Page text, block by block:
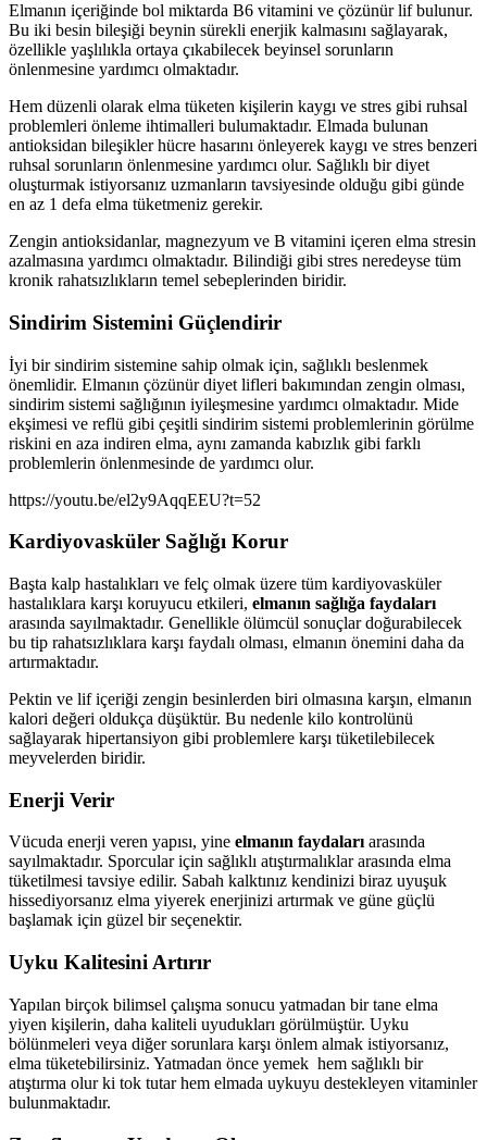
Elmanın içeriğinde bol miktarda B6 vitamini ve çözünür lif bulunur.
Bu iki besin bileşiği beynin sürekli enerjik kalmasını sağlayarak,
özellikle yaşlılıkla ortaya çıkabilecek beyinsel sorunların
önlenmesine yardımcı olmaktadır.
Hem düzenli olarak elma tüketen kişilerin kaygı ve stres gibi ruhsal
problemleri önleme ihtimalleri bulumaktadır. Elmada bulunan
antioksidan bileşikler hücre hasarını önleyerek kaygı ve stres benzeri
ruhsal sorunların önlenmesine yardımcı olur. Sağlıklı bir diyet
oluşturmak istiyorsanız uzmanların tavsiyesinde olduğu gibi günde
en az 1 defa elma tüketmeniz gerekir.
Zengin antioksidanlar, magnezyum ve B vitamini içeren elma stresin
azalmasına yardımcı olmaktadır. Bilindiği gibi stres neredeyse tüm
kronik rahatsızlıkların temel sebeplerinden biridir.
Sindirim Sistemini Güçlendirir
İyi bir sindirim sistemine sahip olmak için, sağlıklı beslenmek
önemlidir. Elmanın çözünür diyet lifleri bakımından zengin olması,
sindirim sistemi sağlığının iyileşmesine yardımcı olmaktadır. Mide
ekşimesi ve reflü gibi çeşitli sindirim sistemi problemlerinin görülme
riskini en aza indiren elma, aynı zamanda kabızlık gibi farklı
problemlerin önlenmesinde de yardımcı olur.
https://youtu.be/el2y9AqqEEU?t=52
Kardiyovasküler Sağlığı Korur
Başta kalp hastalıkları ve felç olmak üzere tüm kardiyovasküler
hastalıklara karşı koruyucu etkileri, elmanın sağlığa faydaları
arasında sayılmaktadır. Genellikle ölümcül sonuçlar doğurabilecek
bu tip rahatsızlıklara karşı faydalı olması, elmanın önemini daha da
artırmaktadır.
Pektin ve lif içeriği zengin besinlerden biri olmasına karşın, elmanın
kalori değeri oldukça düşüktür. Bu nedenle kilo kontrolünü
sağlayarak hipertansiyon gibi problemlere karşı tüketilebilecek
meyvelerden biridir.
Enerji Verir
Vücuda enerji veren yapısı, yine elmanın faydaları arasında
sayılmaktadır. Sporcular için sağlıklı atıştırmalıklar arasında elma
tüketilmesi tavsiye edilir. Sabah kalktınız kendinizi biraz uyuşuk
hissediyorsanız elma yiyerek enerjinizi artırmak ve güne güçlü
başlamak için güzel bir seçenektir.
Uyku Kalitesini Artırır
Yapılan birçok bilimsel çalışma sonucu yatmadan bir tane elma
yiyen kişilerin, daha kaliteli uyudukları görülmüştür. Uyku
bölünmeleri veya diğer sorunlara karşı önlem almak istiyorsanız,
elma tüketebilirsiniz. Yatmadan önce yemek hem sağlıklı bir
atıştırma olur ki tok tutar hem elmada uykuyu destekleyen vitaminler
bulunmaktadır.